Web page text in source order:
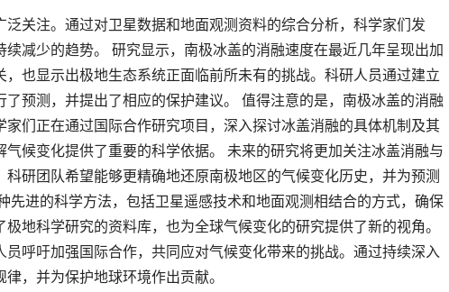
关注。通过对卫星数据和地面观测资料的综合分析，科学家们发
减少的趋势。 研究显示，南极冰盖的消融速度在最近几年呈现出加
也显示出极地生态系统正面临前所未有的挑战。科研人员通过建立
预测，并提出了相应的保护建议。 值得注意的是，南极冰盖的消融
们正在通过国际合作研究项目，深入探讨冰盖消融的具体机制及其
候变化提供了重要的科学依据。 未来的研究将更加关注冰盖消融与
研团队希望能够更精确地还原南极地区的气候变化历史，并为预测
先进的科学方法，包括卫星遥感技术和地面观测相结合的方式，确保
地科学研究的资料库，也为全球气候变化的研究提供了新的视角。
呼吁加强国际合作，共同应对气候变化带来的挑战。通过持续深入
，并为保护地球环境作出贡献。